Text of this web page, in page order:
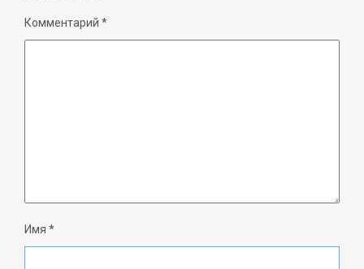
Комментарий *
Имя *